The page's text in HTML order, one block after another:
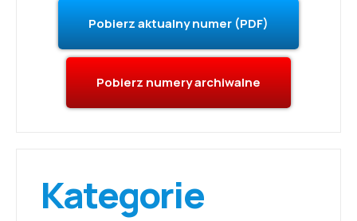
Pobierz aktualny numer (PDF)
Pobierz numery archiwalne
Kategorie